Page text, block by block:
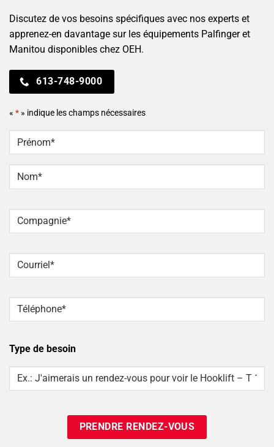
Discutez de vos besoins spécifiques avec nos experts et
apprenez-en davantage sur les équipements Palfinger et
Manitou disponibles chez OEH.
613-748-9000
« * » indique les champs nécessaires
NOM
Prénom
Compagnie
Courriel *
Téléphone
Type de besoin
Type